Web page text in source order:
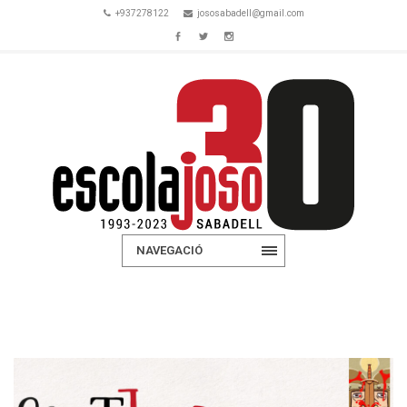
+937278122 jososabadell@gmail.com
NAVEGACIÓ